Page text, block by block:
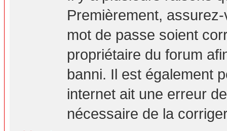
Premièrement,
mot de passe soient
propriétaire du forum
banni. Il est également
internet ait une erreur
nécessaire de la